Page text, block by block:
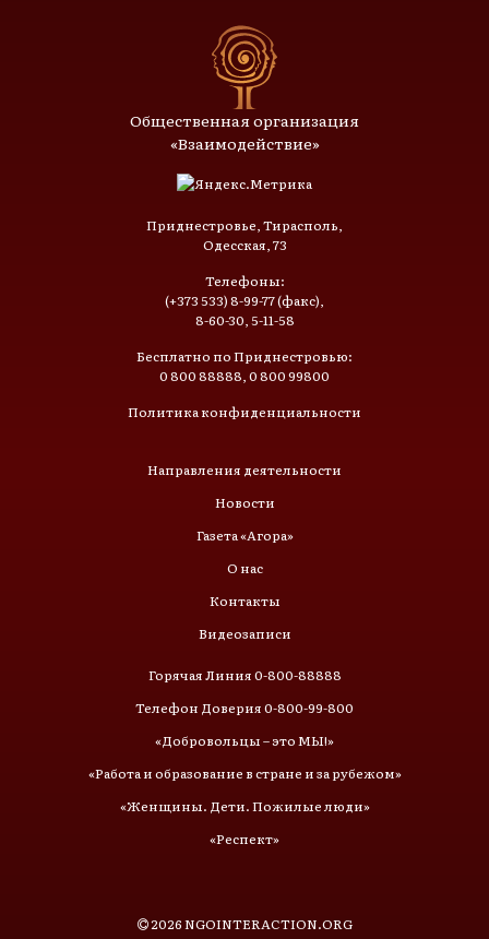
Общественная организация
«Взаимодействие»
Приднестровье, Тирасполь,
Одесская, 73
Телефоны:
(+373 533) 8-99-77 (факс),
8-60-30, 5-11-58
Бесплатно по Приднестровью:
0 800 88888, 0 800 99800
Политика конфиденциальности
Направления деятельности
Новости
Газета «Агора»
О нас
Контакты
Видеозаписи
Горячая Линия 0-800-88888
Телефон Доверия 0-800-99-800
«Добровольцы – это МЫ!»
«Работа и образование в стране и за рубежом»
«Женщины. Дети. Пожилые люди»
«Респект»
2026NGOINTERACTION.ORG